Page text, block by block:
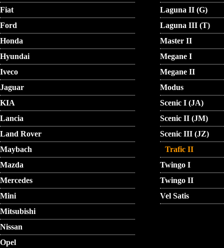
Fiat
Ford
Honda
Hyundai
Iveco
Jaguar
KIA
Lancia
Land Rover
Maybach
Mazda
Mercedes
Mini
Mitsubishi
Nissan
Opel
Laguna II (G)
Laguna III (T)
Master II
Megane I
Megane II
Modus
Scenic I (JA)
Scenic II (JM)
Scenic III (JZ)
Trafic II
Twingo I
Twingo II
Vel Satis